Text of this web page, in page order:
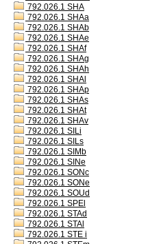
792.026.1 SHA
792.026.1 SHAa
792.026.1 SHAb
792.026.1 SHAe
792.026.1 SHAf
792.026.1 SHAg
792.026.1 SHAh
792.026.1 SHAl
792.026.1 SHAp
792.026.1 SHAs
792.026.1 SHAt
792.026.1 SHAv
792.026.1 SILi
792.026.1 SILs
792.026.1 SIMb
792.026.1 SINe
792.026.1 SONc
792.026.1 SONe
792.026.1 SOUd
792.026.1 SPEl
792.026.1 STAd
792.026.1 STAl
792.026.1 STE i